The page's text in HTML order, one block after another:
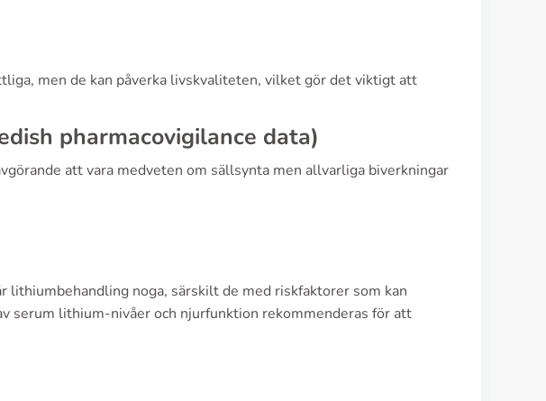
men de kan påverka livskvaliteten, vilket gör det viktigt att
pharmacovigilance data)
att vara medveten om sällsynta men allvarliga biverkningar
lithiumbehandling noga, särskilt de med riskfaktorer som kan
serum lithium-nivåer och njurfunktion rekommenderas för att